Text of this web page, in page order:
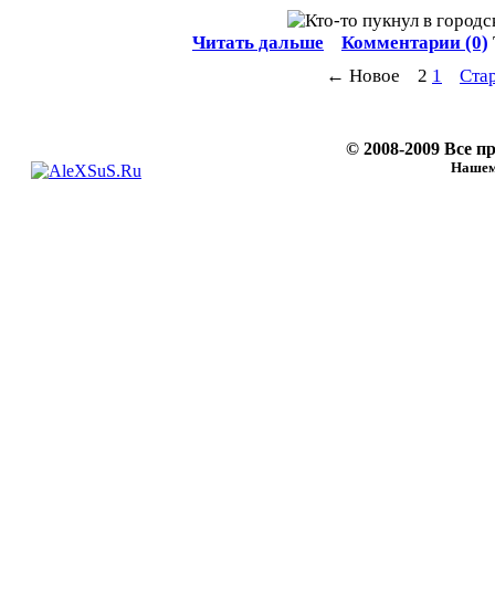
Читать дальше Комментарии (0)
← Новое
2 1
© 2008-2009 Все